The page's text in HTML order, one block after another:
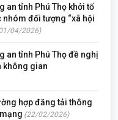
an tỉnh Phú Thọ khởi tố
nhóm đối tượng “xã hội
04/2026)
an tỉnh Phú Thọ đề nghị
không gian
hợp đăng tải thông
(22/02/2026)